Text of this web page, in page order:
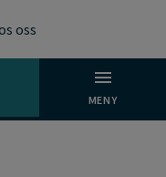
oss
MENY